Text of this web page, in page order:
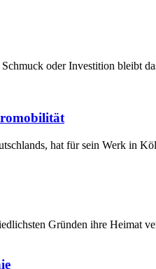
oder Investition bleibt
hat für sein Werk in
Gründen ihre Heimat